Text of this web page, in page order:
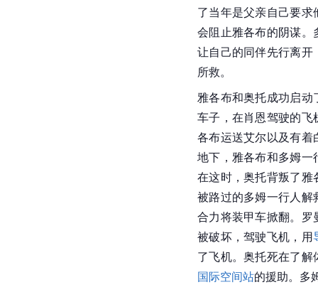
了当年是父亲自己要
会阻止雅各布的阴谋。
让自己的同伴先行离开
所救。
雅各布和奥托成功启
车子，在肖恩驾驶的飞
各布运送艾尔以及有着
地下，雅各布和多姆一
在这时，奥托背叛了雅
被路过的多姆一行人解
合力将装甲车掀翻。罗
被破坏，驾驶飞机，用
了飞机。奥托死在了
国际空间站的援助。多